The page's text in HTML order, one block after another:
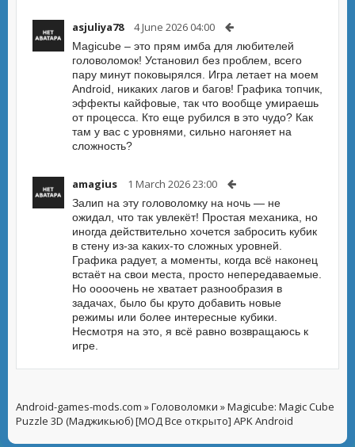
asjuliya78 4 June 2026 04:00
Magicube – это прям имба для любителей
головоломок! Установил без проблем, всего
пару минут поковырялся. Игра летает на моем
Android, никаких лагов и багов! Графика топчик,
эффекты кайфовые, так что вообще умираешь
от процесса. Кто еще рубился в это чудо? Как
там у вас с уровнями, сильно нагоняет на
сложность?
amagius 1 March 2026 23:00
Залип на эту головоломку на ночь — не
ожидал, что так увлекёт! Простая механика, но
иногда действительно хочется забросить кубик
в стену из-за каких-то сложных уровней.
Графика радует, а моменты, когда всё наконец
встаёт на свои места, просто непередаваемые.
Но оооочень не хватает разнообразия в
задачах, было бы круто добавить новые
режимы или более интересные кубики.
Несмотря на это, я всё равно возвращаюсь к
игре.
Android-games-mods.com »Головоломки » Magicube: Magic Cube
Puzzle 3D (Маджикьюб) [МОД Все открыто] APK Android